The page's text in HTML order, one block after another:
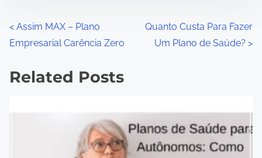
P
s
< Assim MAX – Plano
Empresarial Carência Zero
Quanto Custa Para Fazer
Um Plano de Saúde? >
Related Posts